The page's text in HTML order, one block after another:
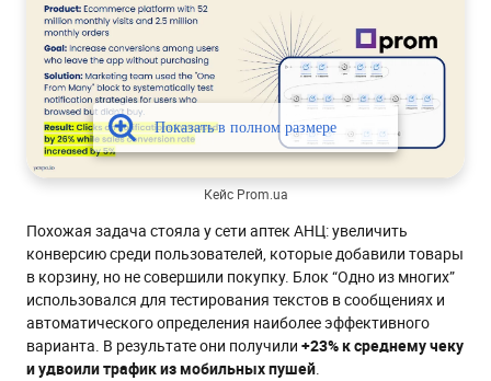
Кейс Prom.ua
Похожая задача стояла у сети аптек АНЦ: увеличить
конверсию среди пользователей, которые добавили товары
в корзину, но не совершили покупку. Блок “Одно из многих”
использовался для тестирования текстов в сообщениях и
автоматического определения наиболее эффективного
варианта. В результате они получили +23% к среднему чеку
и удвоили трафик из мобильных пушей.